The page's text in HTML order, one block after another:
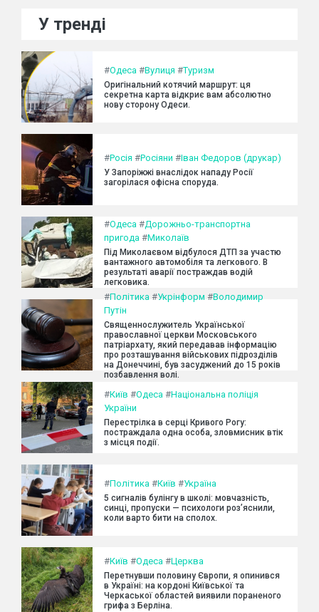
У тренді
#Одеса #Вулиця #Туризм
Оригінальний котячий маршрут: ця
секретна карта відкриє вам абсолютно
нову сторону Одеси.
#Росія #Росіяни #Іван Федоров (друкар)
У Запоріжжі внаслідок нападу Росії
загорілася офісна споруда.
#Одеса #Дорожньо-транспортна
пригода #Миколаїв
Під Миколаєвом відбулося ДТП за участю
вантажного автомобіля та легкового. В
результаті аварії постраждав водій
легковика.
#Політика #Укрінформ #Володимир
Путін
Священнослужитель Української
православної церкви Московського
патріархату, який передавав інформацію
про розташування військових підрозділів
на Донеччині, був засуджений до 15 років
позбавлення волі.
#Київ #Одеса #Національна поліція
України
Перестрілка в серці Кривого Рогу:
постраждала одна особа, зловмисник втік
з місця події.
#Політика #Київ #Україна
5 сигналів булінгу в школі: мовчазність,
синці, пропуски — психологи роз’яснили,
коли варто бити на сполох.
#Київ #Одеса #Церква
Перетнувши половину Європи, я опинився
в Україні: на кордоні Київської та
Черкаської областей виявили пораненого
грифа з Берліна.